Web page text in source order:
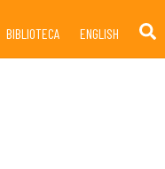
BIBLIOTECA ENGLISH